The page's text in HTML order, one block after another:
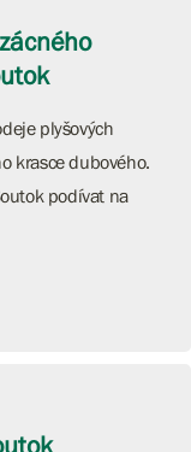
plyšových
krasce dubového.
podívat na